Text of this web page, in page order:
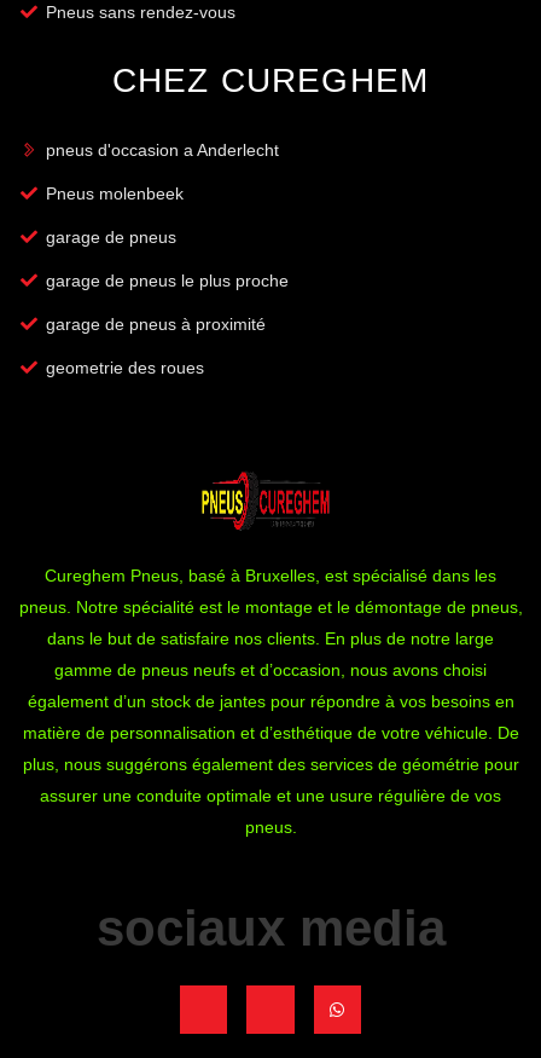
Cureghem Pneus, basé à Bruxelles, est spécialisé dans les
pneus. Notre spécialité est le montage et le démontage de pneus,
dans le but de satisfaire nos clients. En plus de notre large
gamme de pneus neufs et d’occasion, nous avons choisi
également d’un stock de jantes pour répondre à vos besoins en
matière de personnalisation et d’esthétique de votre véhicule. De
plus, nous suggérons également des services de géométrie pour
assurer une conduite optimale et une usure régulière de vos
pneus.
sociaux media
h
Pneus sans rendez-vous
CHEZ CUREGHEM
pneus d'occasion a Anderlecht
Pneus molenbeek
garage de pneus
garage de pneus le plus proche
garage de pneus à proximité
geometrie des roues